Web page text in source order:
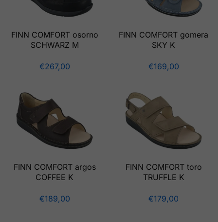
FINN COMFORT osorno
SCHWARZ M
€267,00
FINN COMFORT gomera
SKY K
€169,00
FINN COMFORT argos
COFFEE K
€189,00
FINN COMFORT toro
TRUFFLE K
€179,00